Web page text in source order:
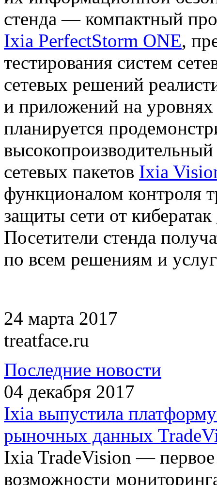
стенда — компактный
Ixia PerfectStorm ONE,
тестирования систем
сетевых решений
и приложений на
планируется
сетевых пакетов Ixia
функционалом контроля
защиты сети от кибератак
Посетители стенда
по всем решениям и
24 марта 2017
treatface.ru
Последние новости
04 декабря 2017
Ixia выпустила
рыночных данных
Ixia TradeVision — первое
возможности